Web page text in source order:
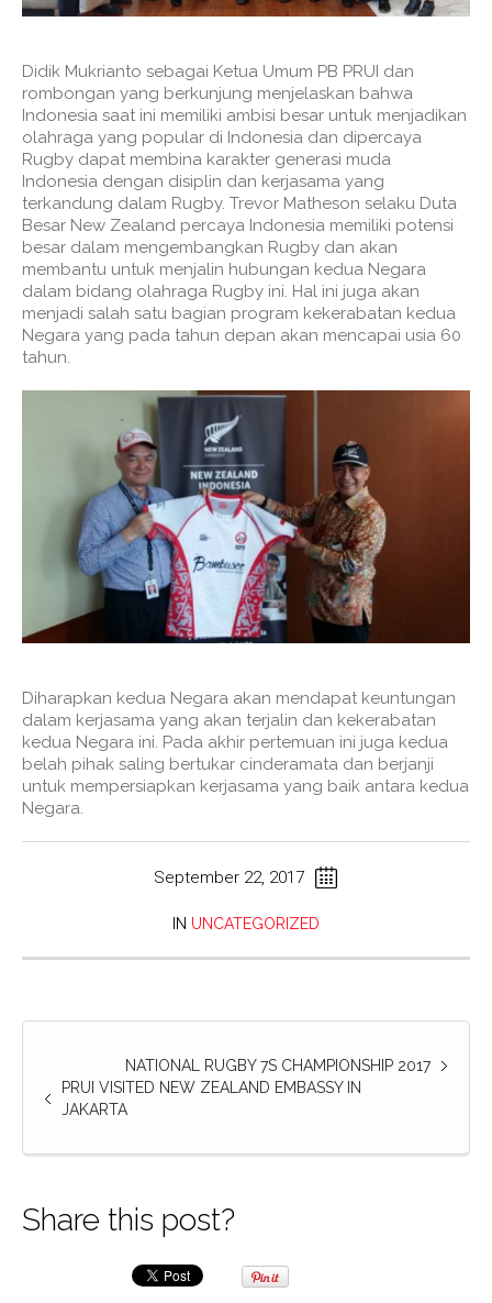
Didik Mukrianto sebagai Ketua Umum PB PRUI dan
rombongan yang berkunjung menjelaskan bahwa
Indonesia saat ini memiliki ambisi besar untuk menjadikan
olahraga yang popular di Indonesia dan dipercaya
Rugby dapat membina karakter generasi muda
Indonesia dengan disiplin dan kerjasama yang
terkandung dalam Rugby. Trevor Matheson selaku Duta
Besar New Zealand percaya Indonesia memiliki potensi
besar dalam mengembangkan Rugby dan akan
membantu untuk menjalin hubungan kedua Negara
dalam bidang olahraga Rugby ini. Hal ini juga akan
menjadi salah satu bagian program kekerabatan kedua
Negara yang pada tahun depan akan mencapai usia 60
tahun.
Diharapkan kedua Negara akan mendapat keuntungan
dalam kerjasama yang akan terjalin dan kekerabatan
kedua Negara ini. Pada akhir pertemuan ini juga kedua
belah pihak saling bertukar cinderamata dan berjanji
untuk mempersiapkan kerjasama yang baik antara kedua
Negara.
September 22, 2017
IN UNCATEGORIZED
NATIONAL RUGBY 7S CHAMPIONSHIP 2017
PRUI VISITED NEW ZEALAND EMBASSY IN
JAKARTA
Share this post?